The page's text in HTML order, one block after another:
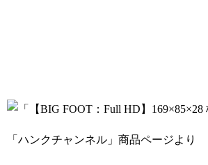
「ハンクチャンネル」商品ページより